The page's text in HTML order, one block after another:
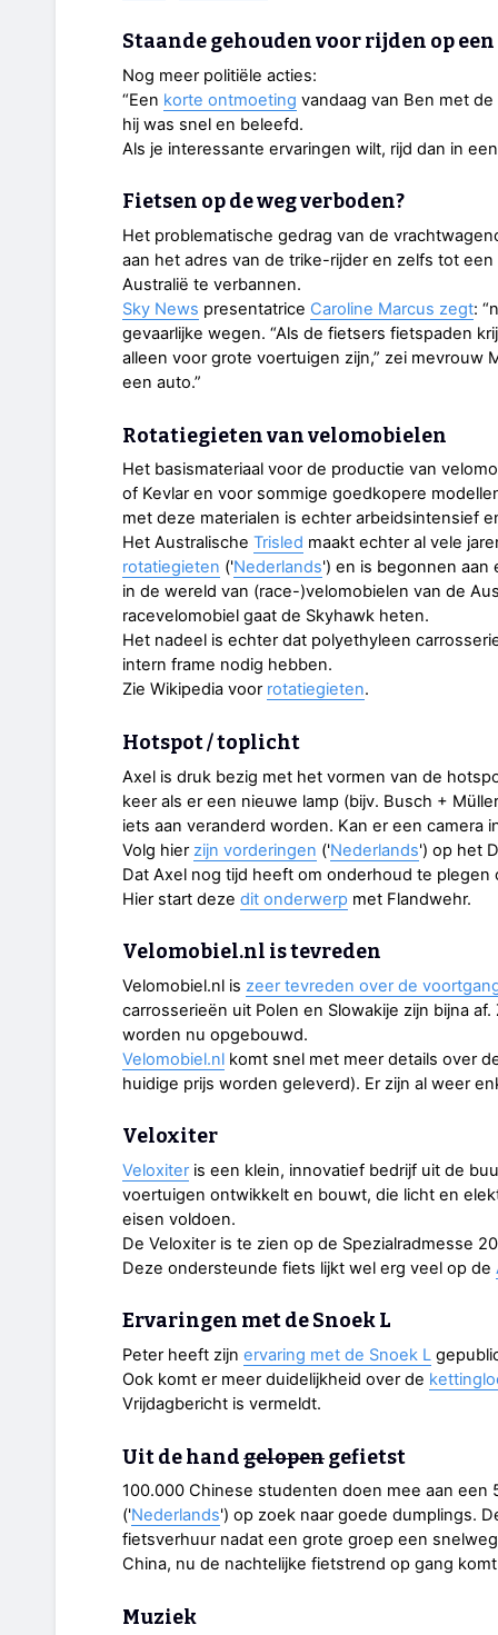
Staande gehouden voor rijden op
Nog meer politiële acties:
“Een korte ontmoeting vandaag van Ben met
hij was snel en beleefd.
Als je interessante ervaringen wilt, rijd dan in
Fietsen op de weg verboden?
Het problematische gedrag van de
aan het adres van de trike-rijder en zelfs tot
Australië te verbannen.
Sky News presentatrice Caroline Marcus zegt:
gevaarlijke wegen. “Als de fietsers fietspaden
alleen voor grote voertuigen zijn,” zei mevrouw
een auto.”
Rotatiegieten van velomobielen
Het basismateriaal voor de productie van
of Kevlar en voor sommige goedkopere
met deze materialen is echter arbeidsintensief
Het Australische Trisled maakt echter al vele
rotatiegieten ('Nederlands') en is begonnen
in de wereld van (race-)velomobielen van de
racevelomobiel gaat de Skyhawk heten.
Het nadeel is echter dat polyethyleen
intern frame nodig hebben.
Zie Wikipedia voor rotatiegieten.
Hotspot / toplicht
Axel is druk bezig met het vormen van de
keer als er een nieuwe lamp (bijv. Busch +
iets aan veranderd worden. Kan er een camera
Volg hier zijn vorderingen ('Nederlands') op het
Dat Axel nog tijd heeft om onderhoud te
Hier start deze dit onderwerp met Flandwehr.
Velomobiel.nl is tevreden
Velomobiel.nl is zeer tevreden over de
carrosserieën uit Polen en Slowakije zijn bijna
worden nu opgebouwd.
Velomobiel.nl komt snel met meer details over
huidige prijs worden geleverd). Er zijn al weer
Veloxiter
Veloxiter is een klein, innovatief bedrijf uit de
voertuigen ontwikkelt en bouwt, die licht en
eisen voldoen.
De Veloxiter is te zien op de Spezialradmesse
Deze ondersteunde fiets lijkt wel erg veel op de
Ervaringen met de Snoek L
Peter heeft zijn ervaring met de Snoek L
Ook komt er meer duidelijkheid over de
Vrijdagbericht is vermeldt.
Uit de handgelopengefietst
100.000 Chinese studenten doen mee aan een
('Nederlands') op zoek naar goede dumplings.
fietsverhuur nadat een grote groep een
China, nu de nachtelijke fietstrend op gang
Muziek